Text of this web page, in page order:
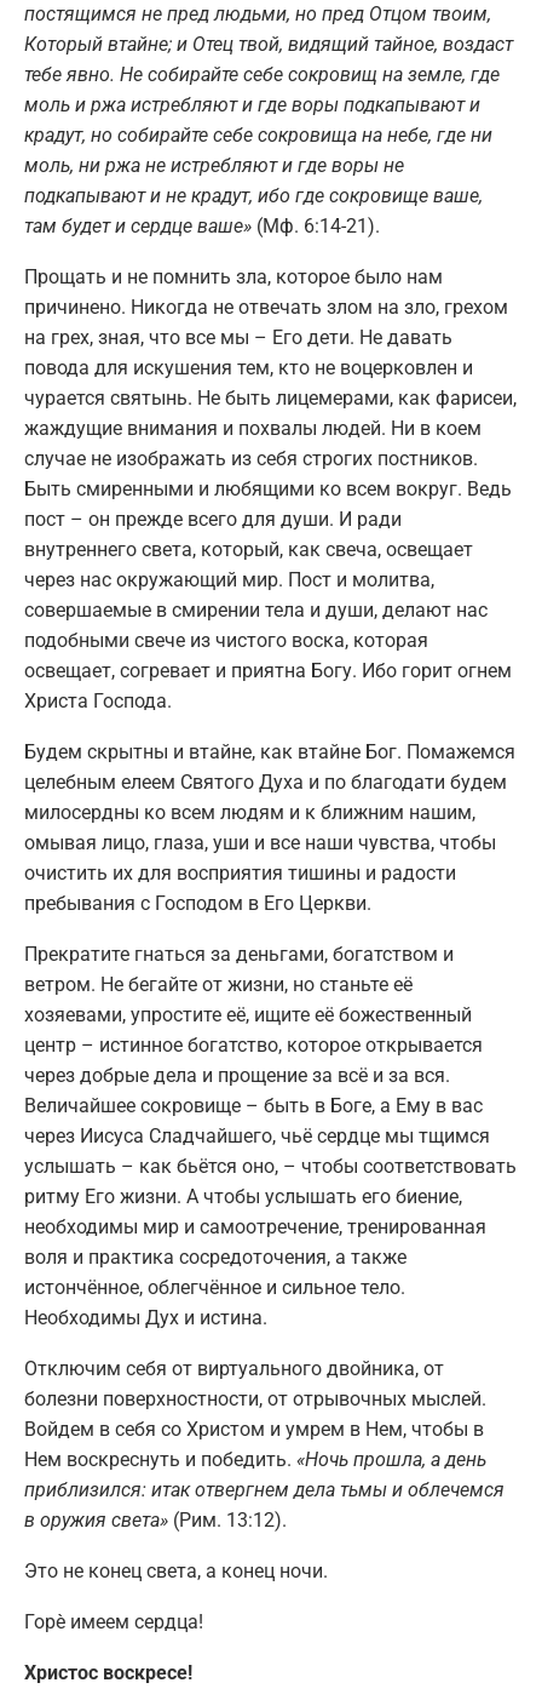
постящимся не пред людьми, но пред Отцом твоим,
Который втайне; и Отец твой, видящий тайное, воздаст
тебе явно. Не собирайте себе сокровищ на земле, где
моль и ржа истребляют и где воры подкапывают и
крадут, но собирайте себе сокровища на небе, где ни
моль, ни ржа не истребляют и где воры не
подкапывают и не крадут, ибо где сокровище ваше,
там будет и сердце ваше» (Мф. 6:14-21).
Прощать и не помнить зла, которое было нам
причинено. Никогда не отвечать злом на зло, грехом
на грех, зная, что все мы – Его дети. Не давать
повода для искушения тем, кто не воцерковлен и
чурается святынь. Не быть лицемерами, как фарисеи,
жаждущие внимания и похвалы людей. Ни в коем
случае не изображать из себя строгих постников.
Быть смиренными и любящими ко всем вокруг. Ведь
пост – он прежде всего для души. И ради
внутреннего света, который, как свеча, освещает
через нас окружающий мир. Пост и молитва,
совершаемые в смирении тела и души, делают нас
подобными свече из чистого воска, которая
освещает, согревает и приятна Богу. Ибо горит огнем
Христа Господа.
Будем скрытны и втайне, как втайне Бог. Помажемся
целебным елеем Святого Духа и по благодати будем
милосердны ко всем людям и к ближним нашим,
омывая лицо, глаза, уши и все наши чувства, чтобы
очистить их для восприятия тишины и радости
пребывания с Господом в Его Церкви.
Прекратите гнаться за деньгами, богатством и
ветром. Не бегайте от жизни, но станьте её
хозяевами, упростите её, ищите её божественный
центр – истинное богатство, которое открывается
через добрые дела и прощение за всё и за вся.
Величайшее сокровище – быть в Боге, а Ему в вас
через Иисуса Сладчайшего, чьё сердце мы тщимся
услышать – как бьётся оно, – чтобы соответствовать
ритму Его жизни. А чтобы услышать его биение,
необходимы мир и самоотречение, тренированная
воля и практика сосредоточения, а также
истончённое, облегчённое и сильное тело.
Необходимы Дух и истина.
Отключим себя от виртуального двойника, от
болезни поверхностности, от отрывочных мыслей.
Войдем в себя со Христом и умрем в Нем, чтобы в
Нем воскреснуть и победить. «Ночь прошла, а день
приблизился: итак отвергнем дела тьмы и облечемся
в оружия света» (Рим. 13:12).
Это не конец света, а конец ночи.
Горѐ имеем сердца!
Христос воскресе!